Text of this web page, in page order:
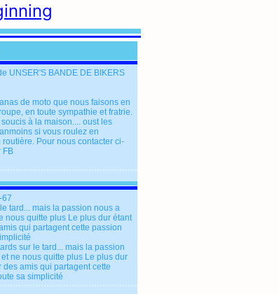
UNSER'S BANDE DE BIKERS
de moto que nous faisons en
en toute sympathie et fratrie.
à la maison.... oust les
si vous roulez en
Pour nous contacter ci-
FB
67
sur le tard... mais la passion
ne nous quitte plus Le plus dur
des amis qui partagent cette
sa simplicité